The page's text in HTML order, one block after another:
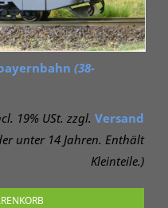
(38-
19% USt. zzgl. Versand
unter 14 Jahren. Enthält
Kleinteile.)